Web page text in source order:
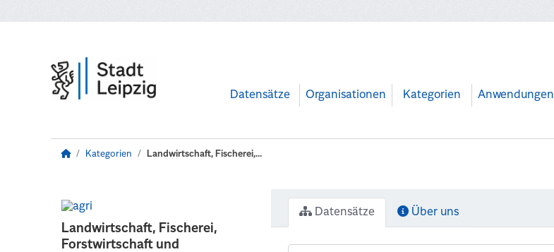
Datensätze Organisationen Kategorien Anwendungen
Kategorien Landwirtschaft, Fischerei,...
Landwirtschaft, Fischerei,
Forstwirtschaft und
Datensätze Über uns